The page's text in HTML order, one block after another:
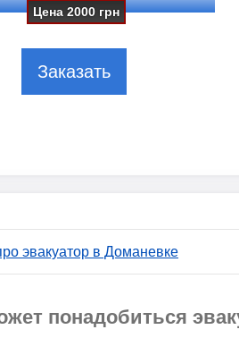
Цена2000 грн
Заказать
эвакуатор в Доманевке
понадобиться